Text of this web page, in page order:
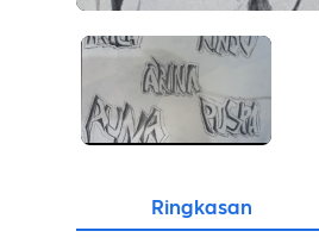
Ringkasan